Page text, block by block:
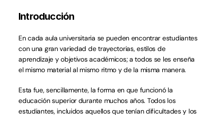
Introducción
En cada aula universitaria se pueden encontrar estudiantes
con una gran variedad de trayectorias, estilos de
aprendizaje y objetivos académicos; a todos se les enseña
el mismo material al mismo ritmo y de la misma manera.
Esta fue, sencillamente, la forma en que funcionó la
educación superior durante muchos años. Todos los
estudiantes, incluidos aquellos que tenían dificultades y los